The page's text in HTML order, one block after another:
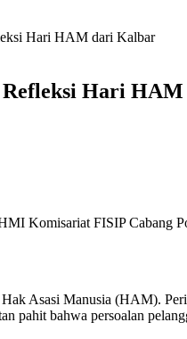
Hari HAM dari Kalbar
Hari
Komisariat FISIP Cabang
Asasi Manusia (HAM).
pahit bahwa persoalan